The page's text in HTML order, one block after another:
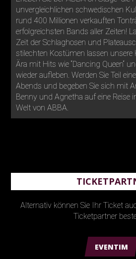
unvergleichlichen schwedischen
rund 400 Millionen verkauften
erfolgreichsten Bands aller Zeiten!
Zeit der Schlaghosen und
stilechten Kostümen lassen unsere
Ära mit Hits wie “Dancing Queen“
wieder aufleben. Werden Sie Teil
Abends und begeben Sie sich mit
Benny und Agnetha auf eine Reise
Welt von ABBA.
Alternativ können Sie Ihr Ticket
Ticketpartner
EVENTIM